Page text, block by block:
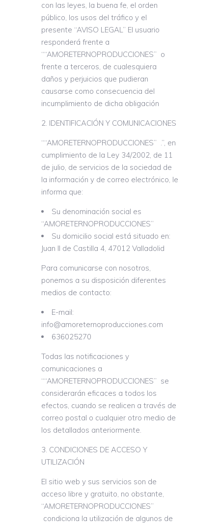
con las leyes, la buena fe, el orden
público, los usos del tráfico y el
presente “AVISO LEGAL” El usuario
responderá frente a
““AMORETERNOPRODUCCIONES” o
frente a terceros, de cualesquiera
daños y perjuicios que pudieran
causarse como consecuencia del
incumplimiento de dicha obligación
IDENTIFICACIÓN Y COMUNICACIONES
““AMORETERNOPRODUCCIONES” .”, en
cumplimiento de la Ley 34/2002, de 11
de julio, de servicios de la sociedad de
la información y de correo electrónico, le
informa que:
Su denominación social es
“AMORETERNOPRODUCCIONES”
Su domicilio social está situado en:
Juan II de Castilla 4, 47012 Valladolid
Para comunicarse con nosotros,
ponemos a su disposición diferentes
medios de contacto:
E-mail:
info@amoreternoproducciones.com
636025270
Todas las notificaciones y
comunicaciones a
““AMORETERNOPRODUCCIONES” se
considerarán eficaces a todos los
efectos, cuando se realicen a través de
correo postal o cualquier otro medio de
los detallados anteriormente.
CONDICIONES DE ACCESO Y
UTILIZACIÓN
El sitio web y sus servicios son de
acceso libre y gratuito, no obstante,
“AMORETERNOPRODUCCIONES”
condiciona la utilización de algunos de